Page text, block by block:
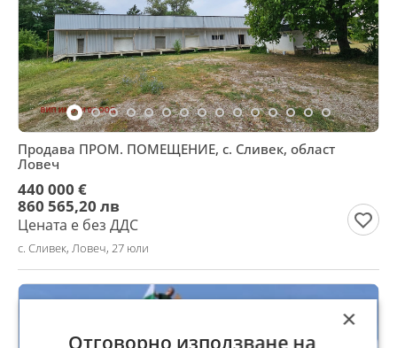
Продава ПРОМ. ПОМЕЩЕНИЕ, с. Сливек, област
Ловеч
440 000 €
860 565,20 лв
Цената е без ДДС
с. Сливек, Ловеч, 27 юли
×
Отговорно използване на